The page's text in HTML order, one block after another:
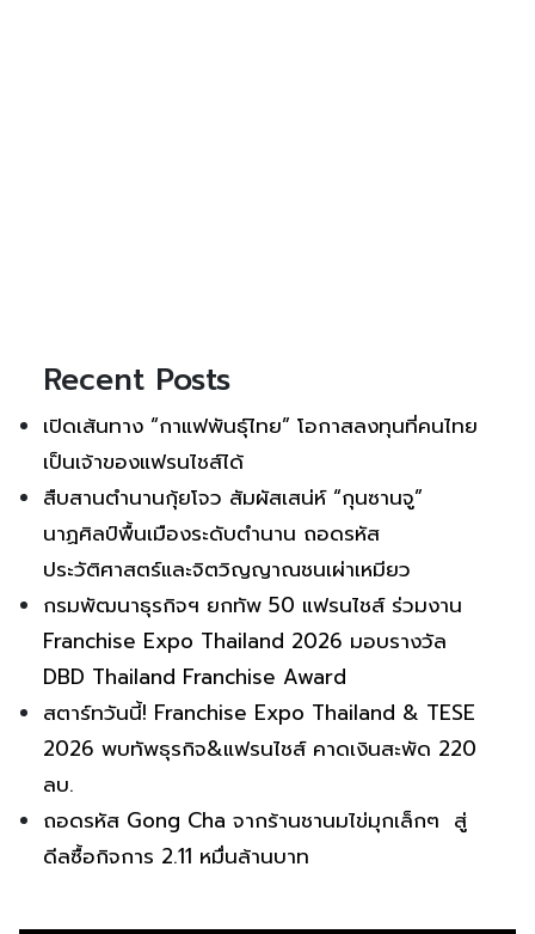
Recent Posts
เปิดเส้นทาง “กาแฟพันธุ์ไทย” โอกาสลงทุนที่คนไทย
เป็นเจ้าของแฟรนไชส์ได้
สืบสานตำนานกุ้ยโจว สัมผัสเสน่ห์ “กุนซานจู”
นาฏศิลป์พื้นเมืองระดับตำนาน ถอดรหัส
ประวัติศาสตร์และจิตวิญญาณชนเผ่าเหมียว
กรมพัฒนาธุรกิจฯ ยกทัพ 50 แฟรนไชส์ ร่วมงาน
Franchise Expo Thailand 2026 มอบรางวัล
DBD Thailand Franchise Award
สตาร์ทวันนี้! Franchise Expo Thailand & TESE
2026 พบทัพธุรกิจ&แฟรนไชส์ คาดเงินสะพัด 220
ลบ.
ถอดรหัส Gong Cha จากร้านชานมไข่มุกเล็กๆ สู่
ดีลซื้อกิจการ 2.11 หมื่นล้านบาท